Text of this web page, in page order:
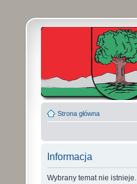
Strona główna
Informacja
Wybrany temat nie istnieje.